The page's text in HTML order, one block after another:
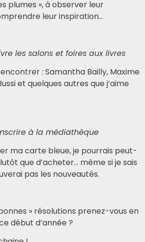
plumes », à observer leur
leur inspiration…
les salons et foires aux livres
: Samantha Bailly, Maxime
et quelques autres que j’aime
à la médiathèque
ma carte bleue, je pourrais peut-
que d’acheter… même si je sais
pas les nouveautés.
» résolutions prenez-vous en
début d’année ?